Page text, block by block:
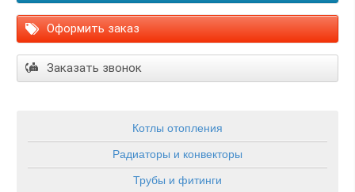
Оформить заказ
Заказать звонок
Котлы отопления
Радиаторы и конвекторы
Трубы и фитинги